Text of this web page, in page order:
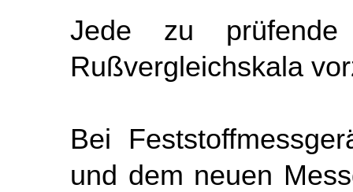
Jede zu
Rußvergleichskala
Bei
und dem neuen